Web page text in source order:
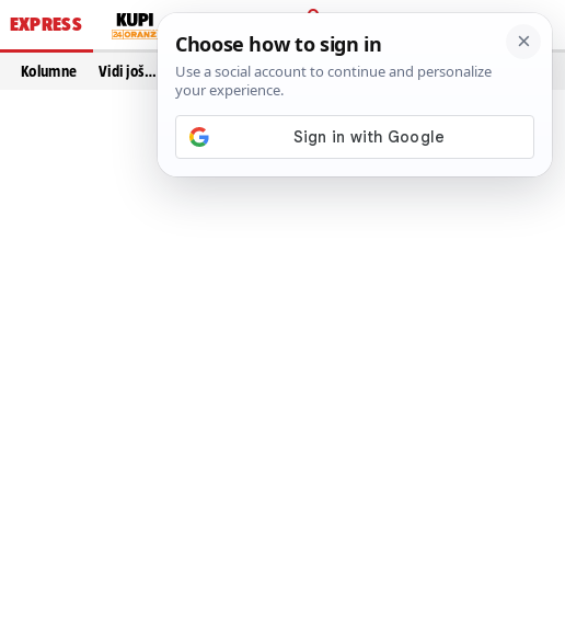
EXPRESS
PRIJAVA
Kolumne Vidi još…